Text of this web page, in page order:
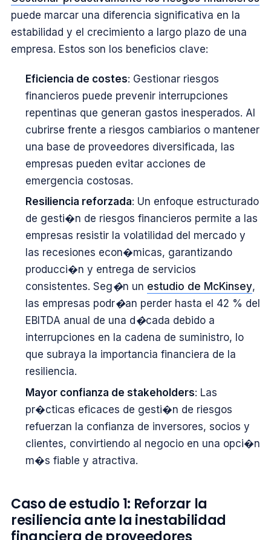
puede marcar una diferencia significativa en la
estabilidad y el crecimiento a largo plazo de una
empresa. Estos son los beneficios clave:
Eficiencia de costes: Gestionar riesgos
financieros puede prevenir interrupciones
repentinas que generan gastos inesperados. Al
cubrirse frente a riesgos cambiarios o mantener
una base de proveedores diversificada, las
empresas pueden evitar acciones de
emergencia costosas.
Resiliencia reforzada: Un enfoque estructurado
de gesti�n de riesgos financieros permite a las
empresas resistir la volatilidad del mercado y
las recesiones econ�micas, garantizando
producci�n y entrega de servicios
consistentes. Seg�n un estudio de McKinsey,
las empresas podr�an perder hasta el 42 % del
EBITDA anual de una d�cada debido a
interrupciones en la cadena de suministro, lo
que subraya la importancia financiera de la
resiliencia.
Mayor confianza de stakeholders: Las
pr�cticas eficaces de gesti�n de riesgos
refuerzan la confianza de inversores, socios y
clientes, convirtiendo al negocio en una opci�n
m�s fiable y atractiva.
Caso de estudio 1: Reforzar la
resiliencia ante la inestabilidad